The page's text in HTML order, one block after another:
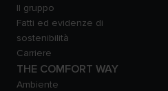
Il gruppo
Fatti ed evidenze di
sostenibilità
Carriere
THE COMFORT WAY
Ambiente